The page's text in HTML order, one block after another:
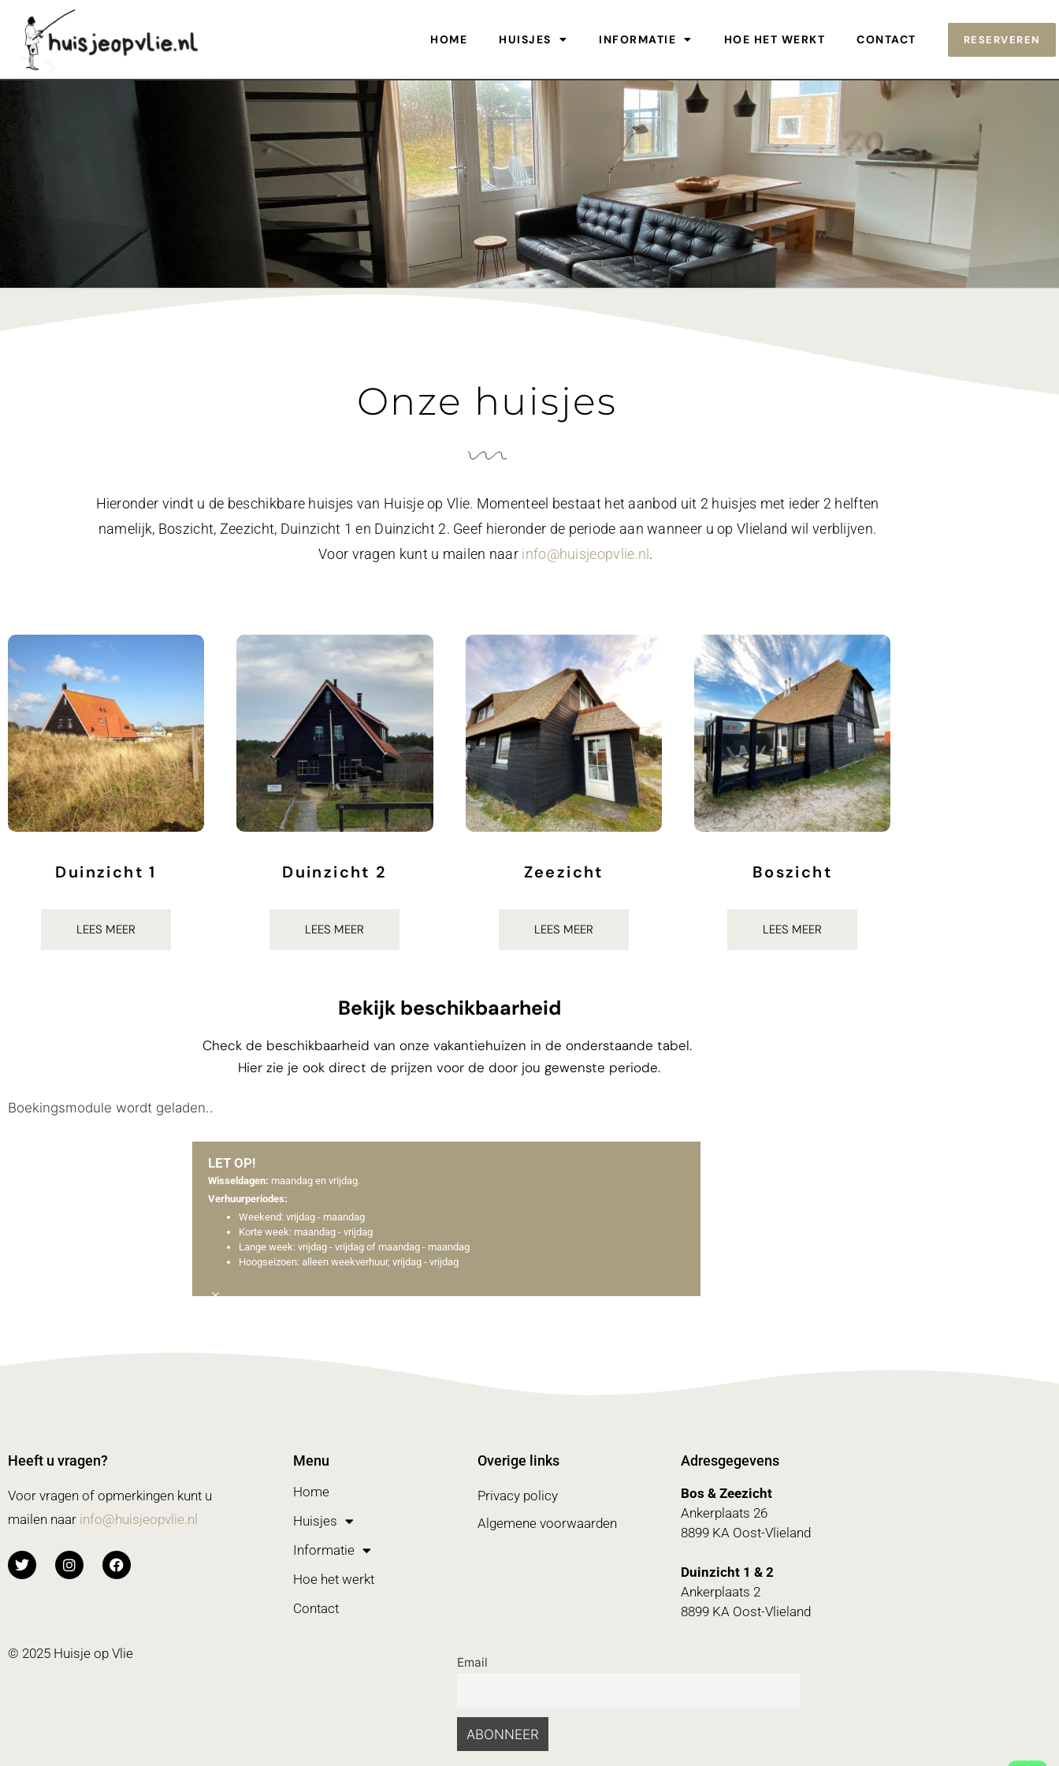
HOME HUISJES INFORMATIE HOE HET WERKT CONTACT RESERVEREN
Onze huisjes
Hieronder vindt u de beschikbare huisjes van Huisje op Vlie. Momenteel bestaat het aanbod uit 2 huisjes met ieder 2 helften
namelijk, Boszicht, Zeezicht, Duinzicht 1 en Duinzicht 2. Geef hieronder de periode aan wanneer u op Vlieland wil verblijven.
Voor vragen kunt u mailen naar info@huisjeopvlie.nl .
Duinzicht 1
LEES MEER
Duinzicht 2
LEES MEER
Zeezicht
LEES MEER
Boszicht
LEES MEER
Bekijk beschikbaarheid
Check de beschikbaarheid van onze vakantiehuizen in de onderstaande tabel.
Hier zie je ook direct de prijzen voor de door jou gewenste periode.
Boekingsmodule wordt geladen..
LET OP!
Wisseldagen: maandag en vrijdag.
Verhuurperiodes:
Weekend: vrijdag - maandag
Korte week: maandag - vrijdag
Lange week: vrijdag - vrijdag of maandag - maandag
Hoogseizoen: alleen weekverhuur, vrijdag - vrijdag
×
Heeft u vragen?
Voor vragen of opmerkingen kunt u
mailen naar info@huisjeopvlie.nl
Menu
Home
Huisjes
Informatie
Hoe het werkt
Contact
Overige links
Privacy policy
Algemene voorwaarden
Adresgegevens
Bos & Zeezicht
Ankerplaats 26
8899 KA Oost-Vlieland
Duinzicht 1 & 2
Ankerplaats 2
8899 KA Oost-Vlieland
© 2025 Huisje op Vlie
Email